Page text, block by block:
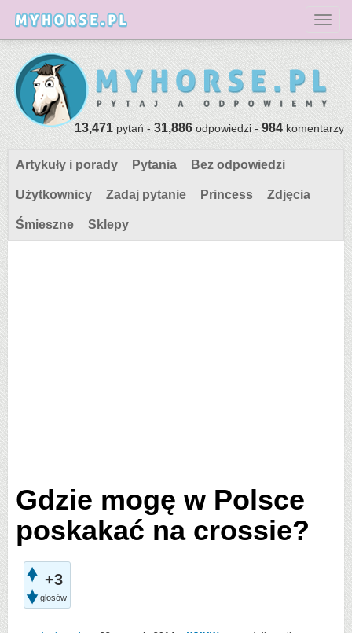
13,471pytań -31,886odpowiedzi -984komentarzy
Artykuły i porady Pytania Bez odpowiedzi
Użytkownicy Zadaj pytanie Princess Zdjęcia
Śmieszne Sklepy
Gdzie mogę w Polsce
poskakać na crossie?
+3
głosów